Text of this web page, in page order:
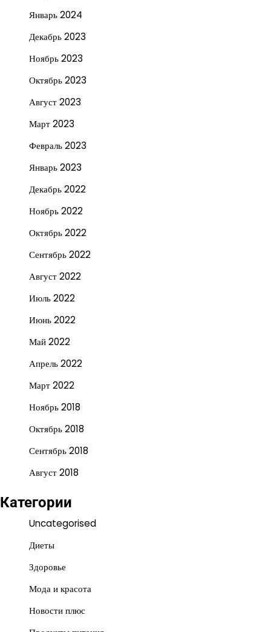
Январь 2024
Декабрь 2023
Ноябрь 2023
Октябрь 2023
Август 2023
Март 2023
Февраль 2023
Январь 2023
Декабрь 2022
Ноябрь 2022
Октябрь 2022
Сентябрь 2022
Август 2022
Июль 2022
Июнь 2022
Май 2022
Апрель 2022
Март 2022
Ноябрь 2018
Октябрь 2018
Сентябрь 2018
Август 2018
Категории
Uncategorised
Диеты
Здоровье
Мода и красота
Новости плюс